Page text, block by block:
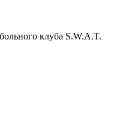
клуба S.W.A.T.